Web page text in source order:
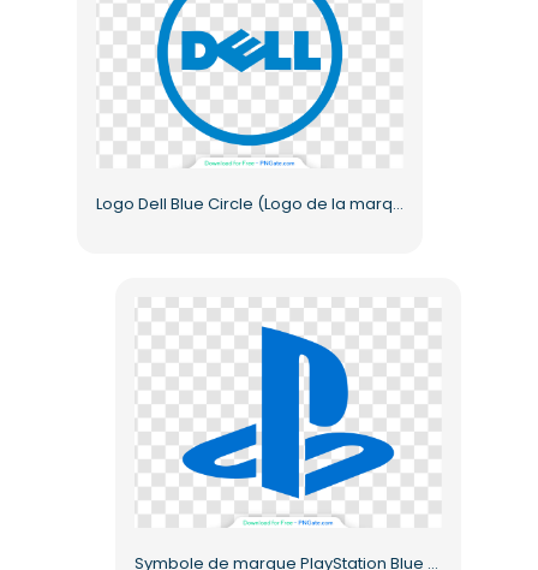
Logo Dell Blue Circle (Logo de la marque technologique) au format PNG gratuit
Symbole de marque PlayStation Blue Letter PNG gratuit